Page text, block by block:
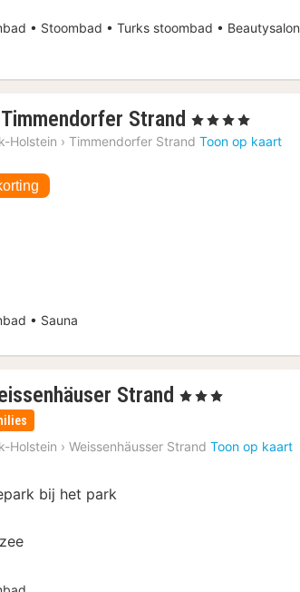
• Stoombad • Turks stoombad • Beautysalon
Strand 1
nacht
, 4 Sterren
Holstein › Timmendorfer Strand Toon op kaart
• Sauna
Strand 1
vanaf
€
, 3 Sterren
Holstein › Weissenhäusser Strand Toon op kaart
bij het park